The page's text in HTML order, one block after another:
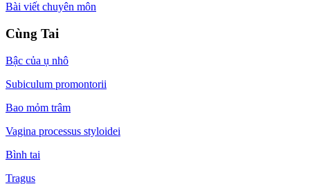
Bài viết chuyên môn
Cùng Tai
Bậc của ụ nhô
Subiculum promontorii
Bao mỏm trâm
Vagina processus styloidei
Bình tai
Tragus